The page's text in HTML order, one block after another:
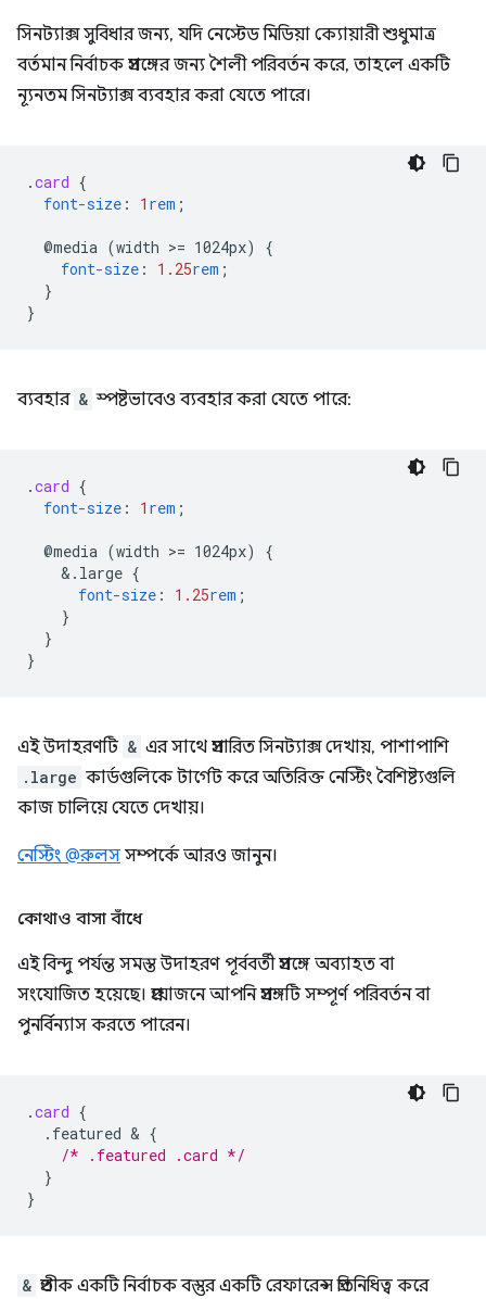
সিনট্যাক্স সুবিধার জন্য, যদি নেস্টেড মিডিয়া ক্যোয়ারী শুধুমাত্র
বর্তমান নির্বাচক প্রসঙ্গের জন্য শৈলী পরিবর্তন করে, তাহলে একটি
ন্যূনতম সিনট্যাক্স ব্যবহার করা যেতে পারে।
.card {
font-size : 1 rem ;
@media (width >= 1024px)
{
font-size : 1.25rem ;
}
}
ব্যবহার & স্পষ্টভাবেও ব্যবহার করা যেতে পারে:
.card {
font-size : 1 rem ;
@media (width >= 1024px)
{
& .large {
font-size : 1.25rem ;
}
}
}
এই উদাহরণটি & এর সাথে প্রসারিত সিনট্যাক্স দেখায়, পাশাপাশি
.large কার্ডগুলিকে টার্গেট করে অতিরিক্ত নেস্টিং বৈশিষ্ট্যগুলি
কাজ চালিয়ে যেতে দেখায়।
নেস্টিং @রুলস সম্পর্কে আরও জানুন।
কোথাও বাসা বাঁধে
এই বিন্দু পর্যন্ত সমস্ত উদাহরণ পূর্ববর্তী প্রসঙ্গে অব্যাহত বা
সংযোজিত হয়েছে। প্রয়োজনে আপনি প্রসঙ্গটি সম্পূর্ণ পরিবর্তন বা
পুনর্বিন্যাস করতে পারেন।
.card {
.featured & {
/* .featured .card */
}
}
& প্রতীক একটি নির্বাচক বস্তুর একটি রেফারেন্স প্রতিনিধিত্ব করে